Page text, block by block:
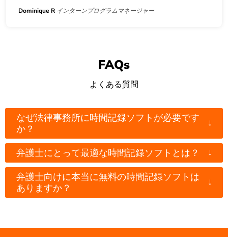
Dominique R インターンプログラムマネージャー
FAQs
よくある質問
なぜ法律事務所に時間記録ソフトが必要です
か？
↓
弁護士にとって最適な時間記録ソフトとは？ ↓
弁護士向けに本当に無料の時間記録ソフトは
ありますか？
↓